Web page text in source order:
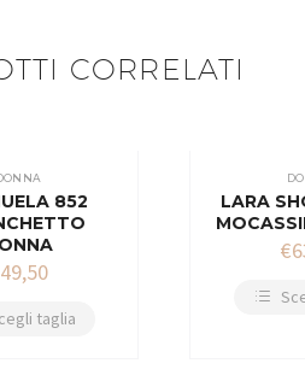
CORRELATI
852
49,50
taglia
LARA
€